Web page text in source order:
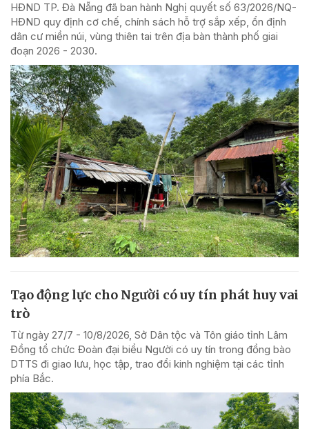
HĐND TP. Đà Nẵng đã ban hành Nghị quyết số 63/2026/NQ-
HĐND quy định cơ chế, chính sách hỗ trợ sắp xếp, ổn định
dân cư miền núi, vùng thiên tai trên địa bàn thành phố giai
đoạn 2026 - 2030.
Tạo động lực cho Người có uy tín phát huy vai
trò
Từ ngày 27/7 - 10/8/2026, Sở Dân tộc và Tôn giáo tỉnh Lâm
Đồng tổ chức Đoàn đại biểu Người có uy tín trong đồng bào
DTTS đi giao lưu, học tập, trao đổi kinh nghiệm tại các tỉnh
phía Bắc.